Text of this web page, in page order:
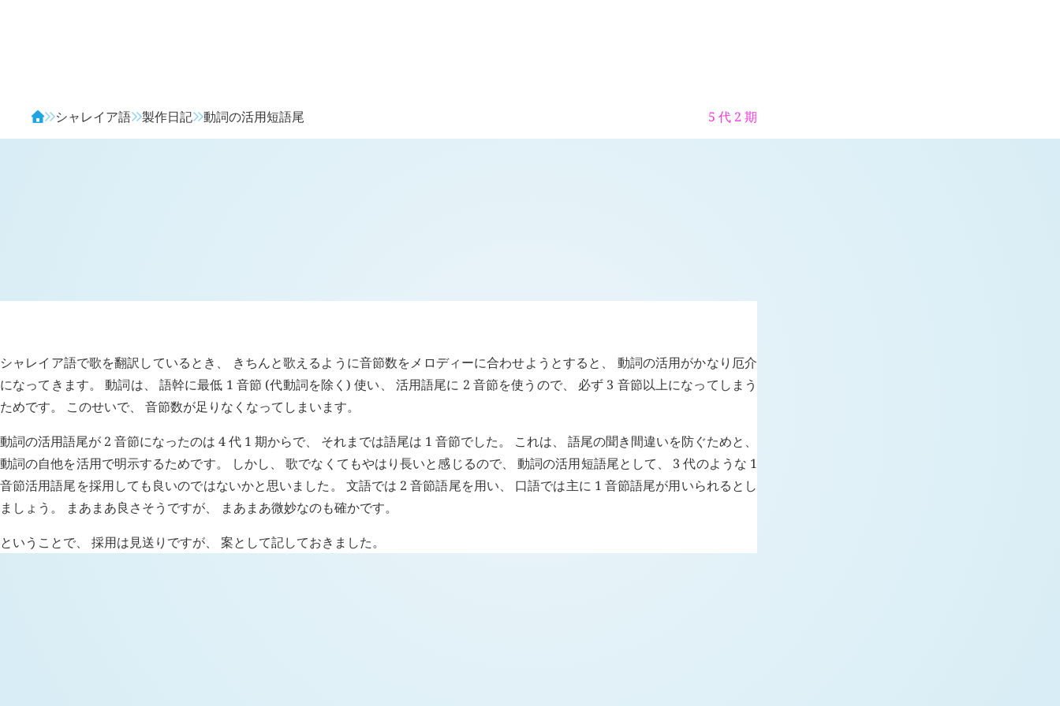
シャレイア語 製作日記 動詞の活用短語尾 5 代 2 期
シャレイア語で歌を翻訳しているとき、 きちんと歌えるように音節数をメロディーに合わせようとすると、 動詞の活用がかなり厄介
になってきます。 動詞は、 語幹に最低 1 音節 (代動詞を除く) 使い、 活用語尾に 2 音節を使うので、 必ず 3 音節以上になってしまう
ためです。 このせいで、 音節数が足りなくなってしまいます。
動詞の活用語尾が 2 音節になったのは 4 代 1 期からで、 それまでは語尾は 1 音節でした。 これは、 語尾の聞き間違いを防ぐためと、
動詞の自他を活用で明示するためです。 しかし、 歌でなくてもやはり長いと感じるので、 動詞の活用短語尾として、 3 代のような 1
音節活用語尾を採用しても良いのではないかと思いました。 文語では 2 音節語尾を用い、 口語では主に 1 音節語尾が用いられるとし
ましょう。 まあまあ良さそうですが、 まあまあ微妙なのも確かです。
ということで、 採用は見送りですが、 案として記しておきました。